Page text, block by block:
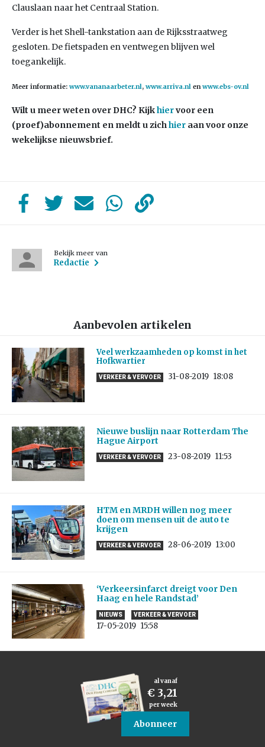
Clauslaan naar het Centraal Station.
Verder is het Shell-tankstation aan de Rijksstraatweg
gesloten. De fietspaden en ventwegen blijven wel
toegankelijk.
Meer informatie: www.vananaarbeter.nl, www.arriva.nl enwww.ebs-ov.nl
Wilt u meer weten over DHC? Kijkhiervoor een
(proef)abonnement en meldt u zichhier aan voor onze
wekelijkse nieuwsbrief.
Bekijk meer van
Redactie
Aanbevolen artikelen
Veel werkzaamheden op komst in het
Hofkwartier
VERKEER & VERVOER 31-08-2019 18:08
Nieuwe buslijn naar Rotterdam The
Hague Airport
VERKEER & VERVOER 23-08-2019 11:53
HTM en MRDH willen nog meer
doen om mensen uit de auto te
krijgen
VERKEER & VERVOER 28-06-2019 13:00
‘Verkeersinfarct dreigt voor Den
Haag en hele Randstad’
NIEUWS VERKEER & VERVOER
17-05-2019 15:58
al vanaf
€ 3,21
per week
Abonneer